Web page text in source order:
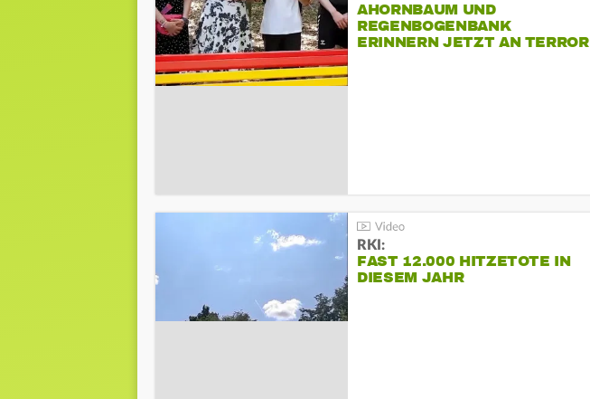
AHORNBAUM UND
REGENBOGENBANK
ERINNERN JETZT AN TERROR
RKI:
FAST 12.000 HITZETOTE IN
DIESEM JAHR